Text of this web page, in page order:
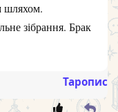
шляхом.
зібрання. Брак
Таропис